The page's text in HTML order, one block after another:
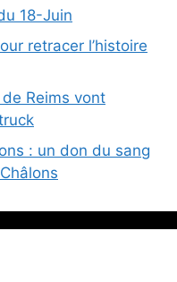
18-Juin
retracer l’histoire
Reims vont
: un don du sang